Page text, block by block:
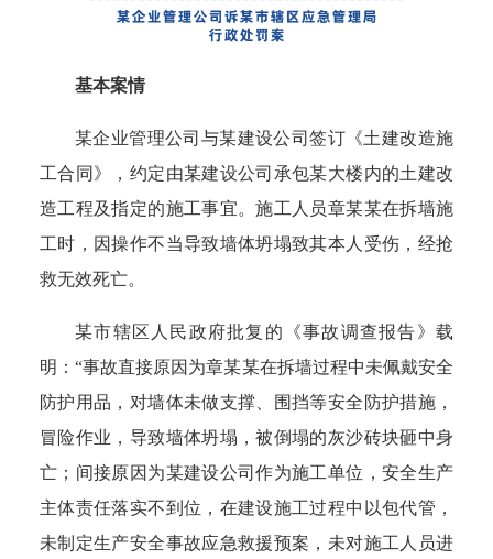
基本案情
某企业管理公司与某建设公司签订《土建改造施
工合同》，约定由某建设公司承包某大楼内的土建改
造工程及指定的施工事宜。施工人员章某某在拆墙施
工时，因操作不当导致墙体坍塌致其本人受伤，经抢
救无效死亡。
某市辖区人民政府批复的《事故调查报告》载
明：“事故直接原因为章某某在拆墙过程中未佩戴安全
防护用品，对墙体未做支撑、围挡等安全防护措施，
冒险作业，导致墙体坍塌，被倒塌的灰沙砖块砸中身
亡；间接原因为某建设公司作为施工单位，安全生产
主体责任落实不到位，在建设施工过程中以包代管，
未制定生产安全事故应急救援预案，未对施工人员进